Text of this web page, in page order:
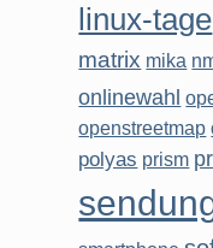
linux-tage
matrix mika
onlinewahl
openstreetmap
polyas prism